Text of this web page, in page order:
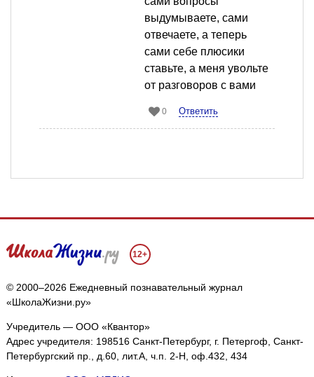
выдумываете, сами
отвечаете, а теперь
сами себе плюсики
ставьте, а меня увольте
от разговоров с вами
0 Ответить
12+
© 2000–2026 Ежедневный познавательный журнал
«ШколаЖизни.ру»
Учредитель — ООО «Квантор»
Адрес учредителя: 198516 Санкт-Петербург, г. Петергоф, Санкт-
Петербургский пр., д.60, лит.А, ч.п. 2-Н, оф.432, 434